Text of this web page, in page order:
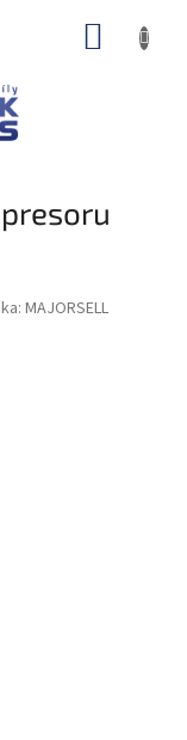
MAJORSELL